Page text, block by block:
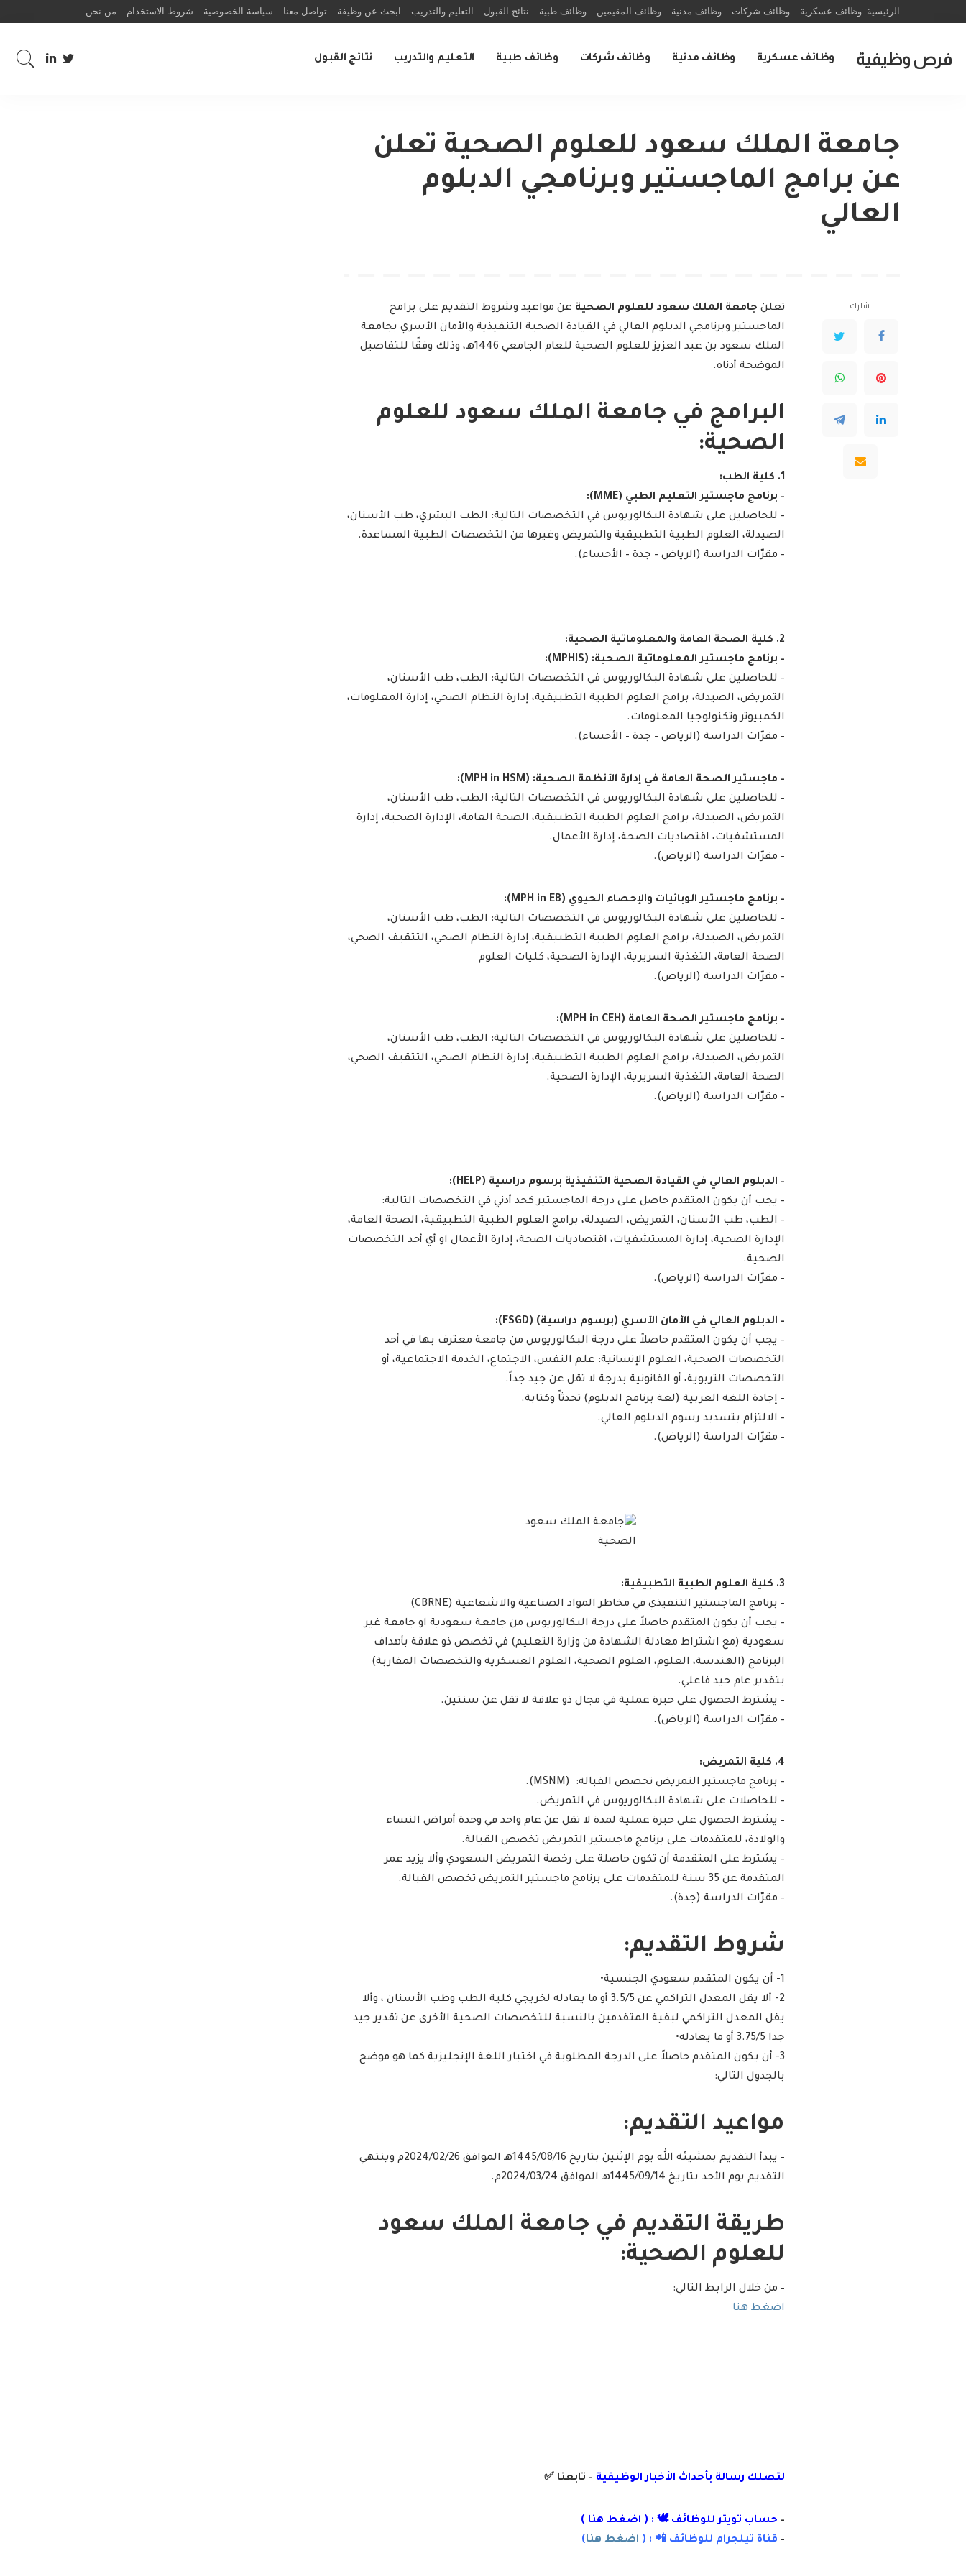
الرئيسية وظائف عسكرية وظائف شركات وظائف مدنية وظائف المقيمين وظائف طبية نتائج القبول التعليم والتدريب ابحث عن وظيفة تواصل معنا سياسة الخصوصية شروط الاستخدام من نحن
فرص وظيفية وظائف عسكرية وظائف مدنية وظائف شركات وظائف طبية التعليم والتدريب نتائج القبول
جامعة الملك سعود للعلوم الصحية تعلن
عن برامج الماجستير وبرنامجي الدبلوم
العالي
شارك تعلن جامعة الملك سعود للعلوم الصحية عن مواعيد وشروط التقديم على برامج
الماجستير وبرنامجي الدبلوم العالي في القيادة الصحية التنفيذية والأمان الأسري بجامعة
الملك سعود بن عبد العزيز للعلوم الصحية للعام الجامعي 1446هـ، وذلك وفقًا للتفاصيل
الموضحة أدناه.
​البرامج في جامعة الملك سعود للعلوم
الصحية:
1. كلية الطب:
– برنامج ماجستير التعليم الطبي (MME):
– للحاصلين على شهادة البكالوريوس في التخصصات التالية: الطب البشري، طب الأسنان،
الصيدلة، العلوم الطبية التطبيقية والتمريض وغيرها من التخصصات الطبية المساعدة.
– مقرّات الدراسة (الرياض – جدة – الأحساء).
2. كلية الصحة العامة والمعلوماتية الصحية:
– برنامج ماجستير المعلوماتية الصحية: (MPHIS):
– للحاصلين على شهادة البكالوريوس في التخصصات التالية: الطب، طب الأسنان،
التمريض، الصيدلة، برامج العلوم الطبية التطبيقية، إدارة النظام الصحي، إدارة المعلومات،
الكمبيوتر وتكنولوجيا المعلومات.
– مقرّات الدراسة (الرياض – جدة – الأحساء).
– ماجستير الصحة العامة في إدارة الأنظمة الصحية: (MPH in HSM):
– للحاصلين على شهادة البكالوريوس في التخصصات التالية: الطب، طب الأسنان،
التمريض، الصيدلة، برامج العلوم الطبية التطبيقية، الصحة العامة، الإدارة الصحية، إدارة
المستشفيات، اقتصاديات الصحة، إدارة الأعمال.
– مقرّات الدراسة (الرياض).
– برنامج ماجستير الوبائيات والإحصاء الحيوي (MPH in EB):
– للحاصلين على شهادة البكالوريوس في التخصصات التالية: الطب، طب الأسنان،
التمريض، الصيدلة، برامج العلوم الطبية التطبيقية، إدارة النظام الصحي، التثقيف الصحي،
الصحة العامة، التغذية السريرية، الإدارة الصحية، كليات العلوم
– مقرّات الدراسة (الرياض).
– ​برنامج ماجستير الصحة العامة (MPH in CEH):
– للحاصلين على شهادة البكالوريوس في التخصصات التالية: الطب، طب الأسنان،
التمريض، الصيدلة، برامج العلوم الطبية التطبيقية، إدارة النظام الصحي، التثقيف الصحي،
الصحة العامة، التغذية السريرية، الإدارة الصحية.
– مقرّات الدراسة (الرياض). ​
– الدبلوم العالي في القيادة الصحية التنفيذية برسوم دراسية (HELP):
– يجب أن يكون المتقدم حاصل على درجة الماجستير كحد أدني في التخصصات التالية:
– الطب، طب الأسنان، التمريض، الصيدلة، برامج العلوم الطبية التطبيقية، الصحة العامة،
الإدارة الصحية، إدارة المستشفيات، اقتصاديات الصحة، إدارة الأعمال او أي أحد التخصصات
الصحية.
– مقرّات الدراسة (الرياض). ​
– الدبلوم العالي في الأمان الأسري (برسوم دراسية) (FSGD):
– يجب أن يكون المتقدم حاصلاً على درجة البكالوريوس من جامعة معترف بها في أحد
التخصصات الصحية، العلوم الإنسانية: علم النفس، الاجتماع، الخدمة الاجتماعية، أو
التخصصات التربوية، أو القانونية بدرجة لا تقل عن جيد جداً.
– إجادة اللغة العربية (لغة برنامج الدبلوم) تحدثاً وكتابة.
– الالتزام بتسديد رسوم الدبلوم العالي.
– مقرّات الدراسة (الرياض). ​
3. كلية العلوم الطبية التطبيقية:
– برنامج الماجستير التنفيذي في مخاطر المواد الصناعية والاشعاعية (CBRNE)
– يجب أن يكون المتقدم حاصلاً على درجة البكالوريوس من جامعة سعودية او جامعة غير
سعودية (مع اشتراط معادلة الشهادة من وزارة التعليم) في تخصص ذو علاقة بأهداف
البرنامج (الهندسة، العلوم، العلوم الصحية، العلوم العسكرية والتخصصات المقاربة)
بتقدير عام جيد فاعلي.
– يشترط الحصول على خبرة عملية في مجال ذو علاقة لا تقل عن سنتين.
– مقرّات الدراسة (الرياض). ​
4. كلية التمريض:
– برنامج ماجستير التمريض تخصص القبالة: (MSNM).
– للحاصلات على شهادة البكالوريوس في التمريض.
– يشترط الحصول على خبرة عملية لمدة لا تقل عن عام واحد في وحدة أمراض النساء
والولادة، للمتقدمات على برنامج ماجستير التمريض تخصص القبالة.
– يشترط على المتقدمة أن تكون حاصلة على رخصة التمريض السعودي وألا يزيد عمر
المتقدمة عن 35 سنة للمتقدمات على برنامج ماجستير التمريض تخصص القبالة.
– مقرّات الدراسة (جدة). ​
شروط التقديم:
1- أن يكون المتقدم سعودي الجنسية•
2- ألا يقل المعدل التراكمي عن 3.5/5 أو ما يعادله لخريجي كلية الطب وطب الأسنان ، وألا
يقل المعدل التراكمي لبقية المتقدمين بالنسبة للتخصصات الصحية الأخرى عن تقدير جيد
جدا 3.75/5 أو ما يعادله•​
3- أن يكون المتقدم حاصلاً على الدرجة المطلوبة في اختبار اللغة الإنجليزية كما هو موضح
بالجدول التالي:
مواعيد التقديم:
– يبدأ التقديم بمشيئة الله يوم الإثنين بتاريخ 1445/08/16هـ الموافق 2024/02/26م وينتهي
التقديم يوم الأحد بتاريخ 1445/09/14هـ الموافق 2024/03/24م.
طريقة التقديم في جامعة الملك سعود
للعلوم الصحية:
– من خلال الرابط التالي:
اضغط هنا
لتصلك رسالة بأحداث الأخبار الوظيفية – تابعنا ✅
– حساب تويتر للوظائف 🕊 : ( اضغط هنا )
– قناة تيلجرام للوظائف 📲 : ( اضغط هنا)